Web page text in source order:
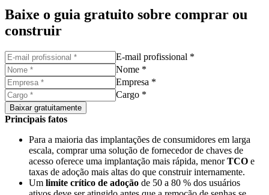
Baixe o guia gratuito sobre comprar ou
construir
E-mail profissional *
Nome *
Empresa *
Cargo *
Baixar gratuitamente
Principais fatos
Para a maioria das implantações de consumidores em larga
escala, comprar uma solução de fornecedor de chaves de
acesso oferece uma implantação mais rápida, menorTCO e
taxas de adoção mais altas do que construir internamente.
Um limite crítico de adoção de 50 a 80 % dos usuários